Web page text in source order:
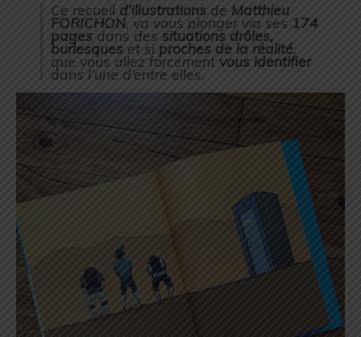
Ce recueil d’illustrations de Matthieu
FORICHON, va vous plonger via ses 174
pages dans des situations drôles,
burlesques et si proches de la réalité,
que vous allez forcément vous identifier
dans l’une d’entre elles.